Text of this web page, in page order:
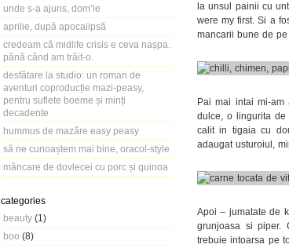
unde s-a ajuns, dom’le
aprilie, după apocalipsă
credeam că midlife crisis e ceva nașpa.
până când am trăit-o.
desfătare la studio: un roman de
aventuri coproducție mazi-peasy,
pentru suflete boeme și minți
decadente
hummus de mazăre easy peasy
să ne cunoaștem mai bine, oracol-style
mâncare de dovlecei cu porc și quinoa
categories
beauty (1)
boo (8)
la unsul painii cu
were my first. Si a
mancarii bune de
Pai mai intai mi-am
dulce, o lingurita
calit in tigaia cu
adaugat usturoiul,
Apoi – jumatate de
grunjoasa si piper.
trebuie intoarsa pe